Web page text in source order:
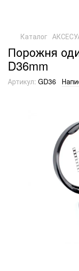
Каталог
Порожня
D36mm
Артикул: GD36